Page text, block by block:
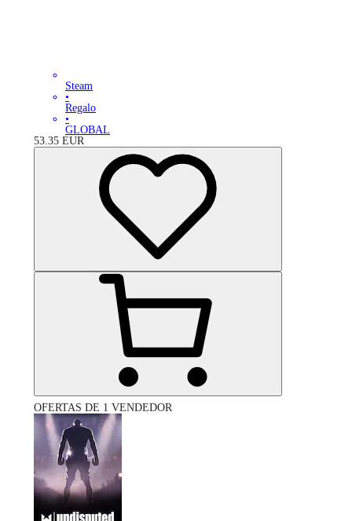
Steam
•
Regalo
•
GLOBAL
53.35 EUR
OFERTAS DE 1 VENDEDOR